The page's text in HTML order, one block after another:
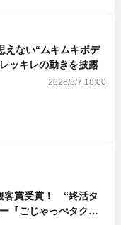
えない“ムキムキボデ
ッキレの動きを披露
2026/8/7 18:00
客賞受賞！ “終活タ
『ごじゃっぺタクシ